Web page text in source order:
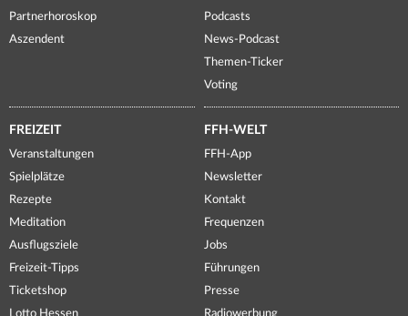
Partnerhoroskop
Aszendent
Podcasts
News-Podcast
Themen-Ticker
Voting
FREIZEIT
Veranstaltungen
Spielplätze
Rezepte
Meditation
Ausflugsziele
Freizeit-Tipps
Ticketshop
Lotto Hessen
FFH-WELT
FFH-App
Newsletter
Kontakt
Frequenzen
Jobs
Führungen
Presse
Radiowerbung